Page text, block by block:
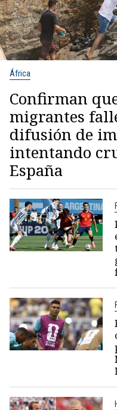
África
Confirman
migrantes
difusión de
intentando
España